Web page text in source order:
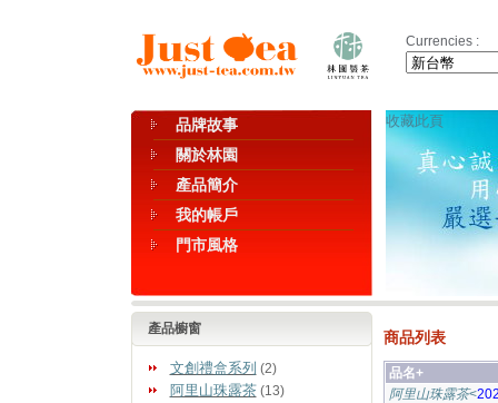
Currencies :
品牌故事
關於林園
產品簡介
我的帳戶
門市風格
收藏此頁
產品櫥窗
文創禮盒系列 (2)
阿里山珠露茶(13)
商品列表
品名+
阿里山珠露茶<